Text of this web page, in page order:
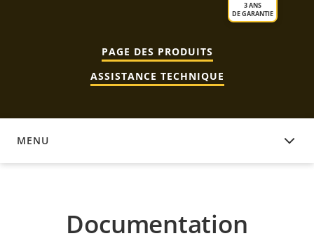
3 ANS
DE GARANTIE
PAGE DES PRODUITS
ASSISTANCE TECHNIQUE
MENU
DOCUMENTATION
Documentation